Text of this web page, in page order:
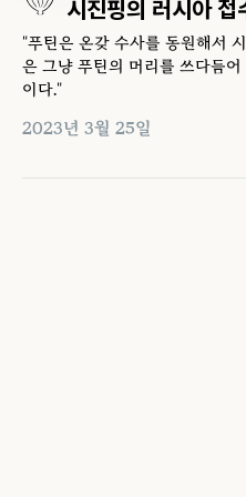
시진핑의 러시아 접
"푸틴은 온갖 수사를 동원해서
은 그냥 푸틴의 머리를 쓰다듬
이다."
2023년 3월 25일